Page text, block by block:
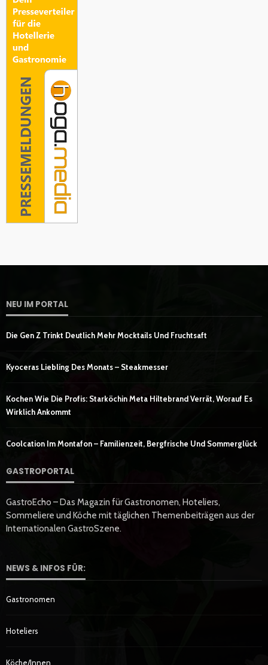
NEU IM PORTAL
Die Gen Z Trinkt Deutlich Mehr Mocktails Und Fruchtsaft
Kyoceras Liebling Des Monats – Steakmesser
Kochen Wie Die Profis: Starköchin Meta Hiltebrand Verrät, Worauf Es
Wirklich Ankommt
Coolcation Im Montafon – Familienzeit, Bergfrische Und Sommerglück
GASTROPORTAL
GastroEcho – Das Magazin für Gastronomen, Hoteliers,
Sommeliere und Köche mit täglichen Themenbeiträgen aus der
Internationalen GastroSzene.
NEWS & INFOS FÜR:
Gastronomen
Hoteliers
Köche/innen